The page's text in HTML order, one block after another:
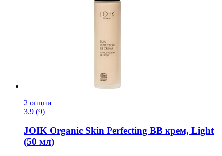
2 опции
3.9 (9)
JOIK Organic Skin Perfecting BB крем, Light
(50 мл)